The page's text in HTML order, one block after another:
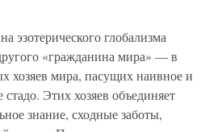
эзотерического глобализма
«гражданина мира» — в
хозяев мира, пасущих наивное и
Этих хозяев объединяет
знание, сходные заботы,